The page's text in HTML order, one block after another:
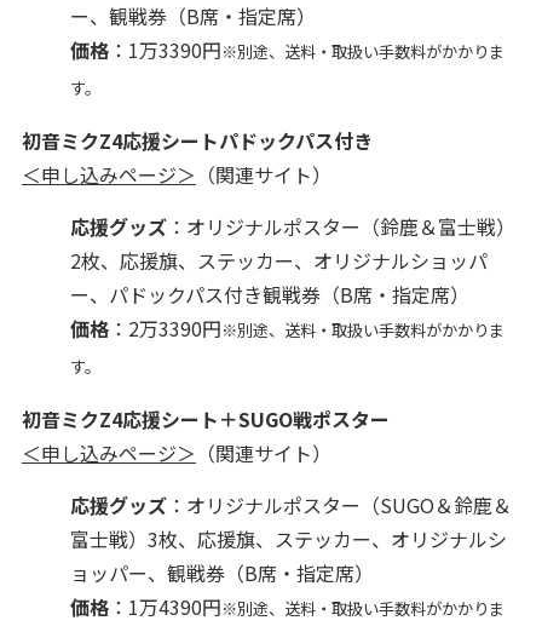
ー、観戦券（B席・指定席）
価格：1万3390円※別途、送料・取扱い手数料がかかりま
す。
初音ミクZ4応援シートパドックパス付き
＜申し込みページ＞ （関連サイト）
応援グッズ：オリジナルポスター（鈴鹿＆富士戦）
2枚、応援旗、ステッカー、オリジナルショッパ
ー、パドックパス付き観戦券（B席・指定席）
価格：2万3390円※別途、送料・取扱い手数料がかかりま
す。
初音ミクZ4応援シート＋SUGO戦ポスター
＜申し込みページ＞ （関連サイト）
応援グッズ：オリジナルポスター（SUGO＆鈴鹿＆
富士戦）3枚、応援旗、ステッカー、オリジナルシ
ョッパー、観戦券（B席・指定席）
価格：1万4390円※別途、送料・取扱い手数料がかかりま